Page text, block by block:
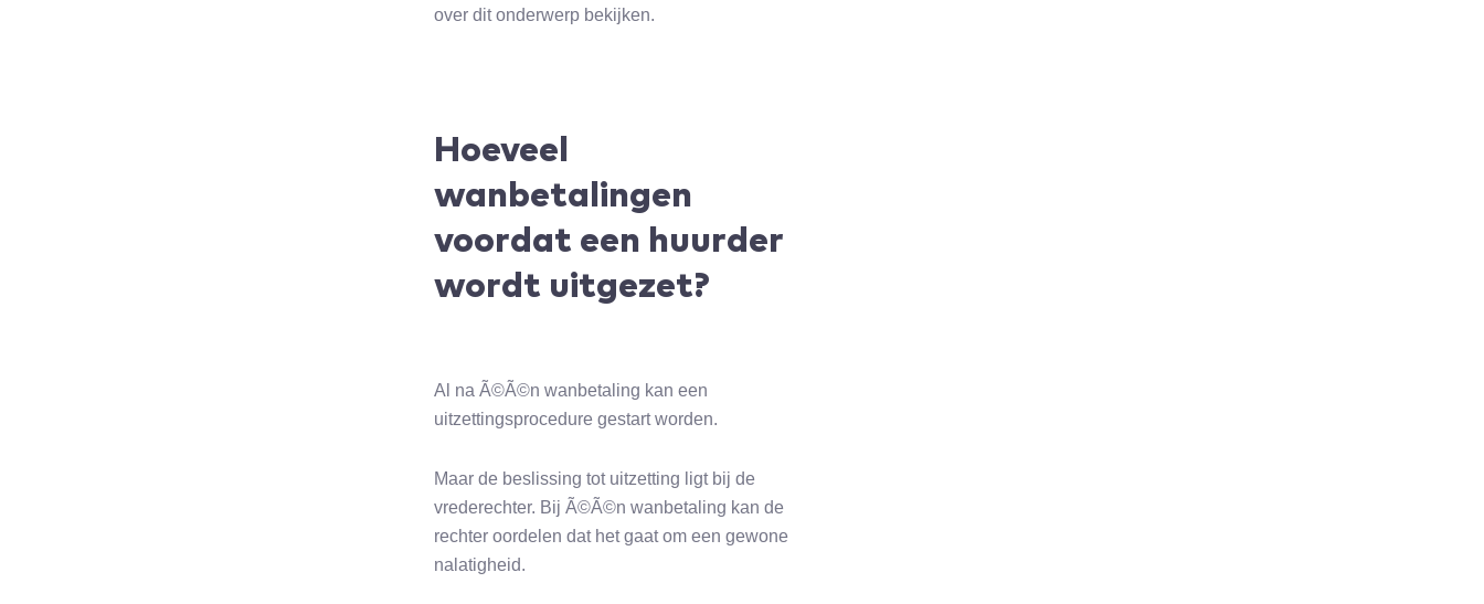
over dit onderwerp bekijken.
Hoeveel
wanbetalingen
voordat een huurder
wordt uitgezet?
Al na Ã©Ã©n wanbetaling kan een
uitzettingsprocedure gestart worden.
Maar de beslissing tot uitzetting ligt bij de
vrederechter. Bij Ã©Ã©n wanbetaling kan de
rechter oordelen dat het gaat om een gewone
nalatigheid.